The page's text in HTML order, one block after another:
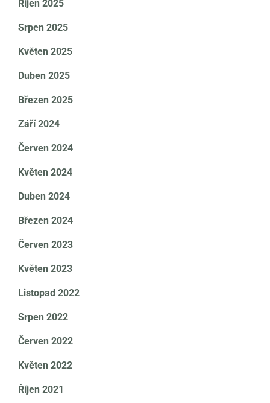
Říjen 2025
Srpen 2025
Květen 2025
Duben 2025
Březen 2025
Září 2024
Červen 2024
Květen 2024
Duben 2024
Březen 2024
Červen 2023
Květen 2023
Listopad 2022
Srpen 2022
Červen 2022
Květen 2022
Říjen 2021